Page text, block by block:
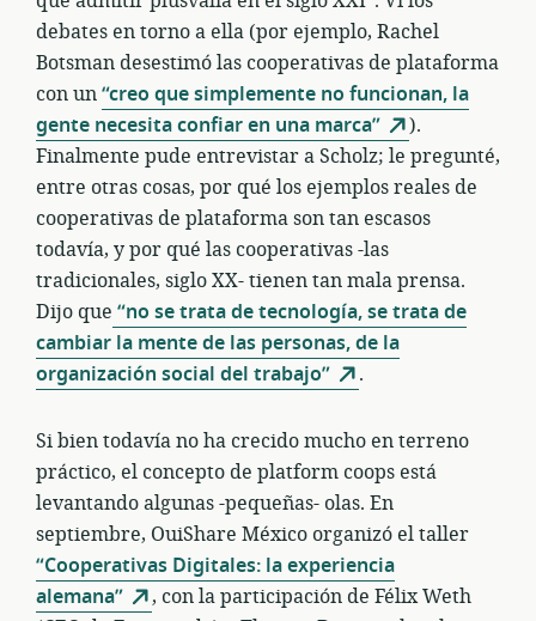
debates en torno a ella (por ejemplo, Rachel
Botsman desestimó las cooperativas de plataforma
con un“creo que simplemente no funcionan, la
gente necesita confiar en una marca”
).
Finalmente pude entrevistar a Scholz; le pregunté,
entre otras cosas, por qué los ejemplos reales de
cooperativas de plataforma son tan escasos
todavía, y por qué las cooperativas -las
tradicionales, siglo XX- tienen tan mala prensa.
Dijo que “no se trata de tecnología, se trata de
cambiar la mente de las personas, de la
organización social del trabajo”
.
Si bien todavía no ha crecido mucho en terreno
práctico, el concepto de platform coops está
levantando algunas -pequeñas- olas. En
septiembre, OuiShare México organizó el taller
“Cooperativas Digitales: la experiencia
alemana”
, con la participación de Félix Weth